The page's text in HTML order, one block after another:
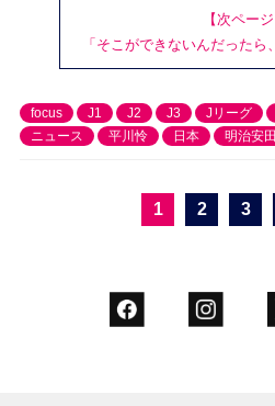
【次ページ
「そこができないんだったら
focus J1 J2 J3 Jリーグ
ニュース
平川怜 日本 明治安
1 2 3